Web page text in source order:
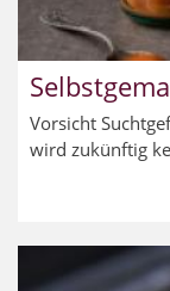
Vorsicht
wird zukünftig